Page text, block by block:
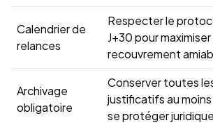
Calendrier de
relances
Respecter le
J+30 pour maximiser
recouvrement
Archivage
obligatoire
Conserver toutes
justificatifs au
se protéger